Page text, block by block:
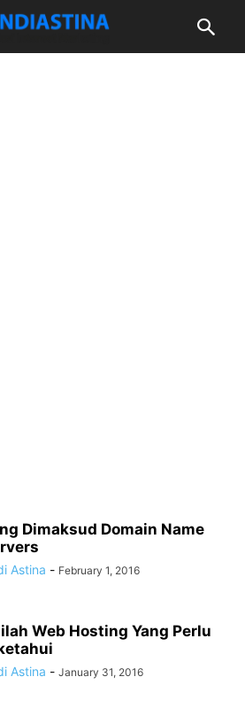
Dimaksud Domain Name
Astina - February 1, 2016
Web Hosting Yang Perlu
Astina - January 31, 2016